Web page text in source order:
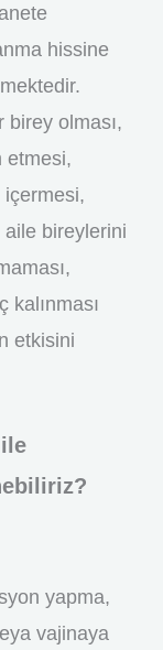
hissine
birey olması,
etmesi,
içermesi,
bireylerini
kalınması
etkisini
yapma,
vajinaya